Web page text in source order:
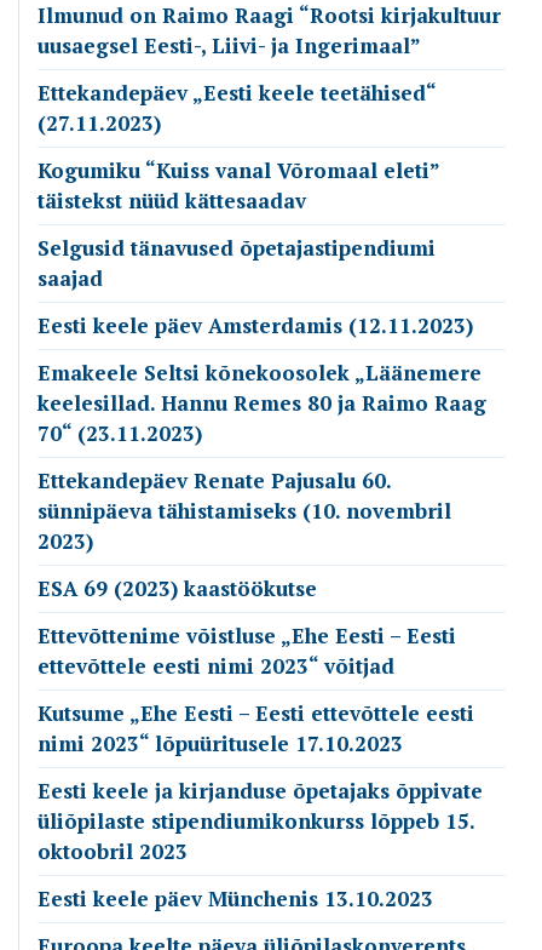
Ilmunud on Raimo Raagi “Rootsi kirjakultuur
uusaegsel Eesti-, Liivi- ja Ingerimaal”
Ettekandepäev „Eesti keele teetähised“
(27.11.2023)
Kogumiku “Kuiss vanal Võromaal eleti”
täistekst nüüd kättesaadav
Selgusid tänavused õpetajastipendiumi
saajad
Eesti keele päev Amsterdamis (12.11.2023)
Emakeele Seltsi kõnekoosolek „Läänemere
keelesillad. Hannu Remes 80 ja Raimo Raag
70“ (23.11.2023)
Ettekandepäev Renate Pajusalu 60.
sünnipäeva tähistamiseks (10. novembril
2023)
ESA 69 (2023) kaastöökutse
Ettevõttenime võistluse „Ehe Eesti – Eesti
ettevõttele eesti nimi 2023“ võitjad
Kutsume „Ehe Eesti – Eesti ettevõttele eesti
nimi 2023“ lõpuüritusele 17.10.2023
Eesti keele ja kirjanduse õpetajaks õppivate
üliõpilaste stipendiumikonkurss lõppeb 15.
oktoobril 2023
Eesti keele päev Münchenis 13.10.2023